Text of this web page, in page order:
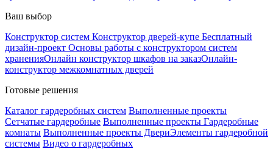
Ваш выбор
Конструктор систем Конструктор дверей-купе Бесплатный
дизайн-проект Основы работы с конструктором систем
храненияОнлайн конструктор шкафов на заказОнлайн-
конструктор межкомнатных дверей
Готовые решения
Каталог гардеробных систем Выполненные проекты
Сетчатые гардеробные Выполненные проекты Гардеробные
комнаты Выполненные проекты ДвериЭлементы гардеробной
системы Видео о гардеробных